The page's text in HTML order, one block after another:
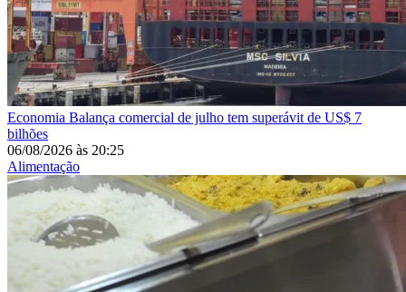
Economia Balança comercial de julho tem superávit de US$ 7
bilhões
06/08/2026 às 20:25
Alimentação